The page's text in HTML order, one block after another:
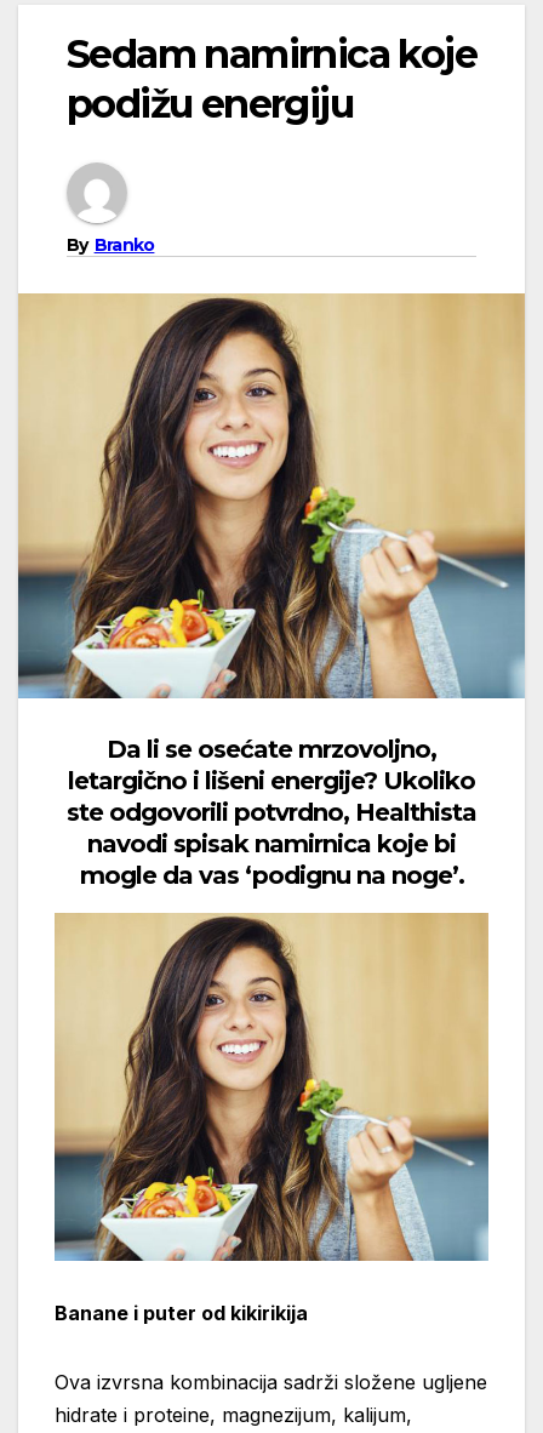
Sedam namirnica koje
podižu energiju
By Branko
Da li se osećate mrzovoljno,
letargično i lišeni energije? Ukoliko
ste odgovorili potvrdno, Healthista
navodi spisak namirnica koje bi
mogle da vas ‘podignu na noge’.
Banane i puter od kikirikija
Ova izvrsna kombinacija sadrži složene ugljene
hidrate i proteine, magnezijum, kalijum,